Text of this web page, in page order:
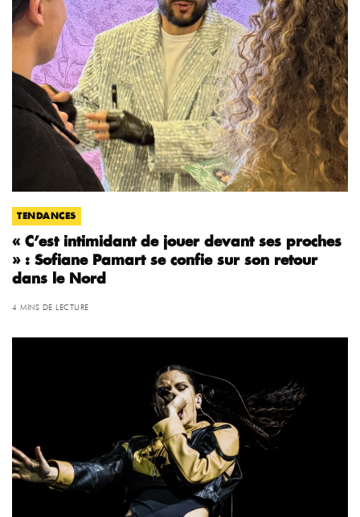
TENDANCES
« C’est intimidant de jouer devant ses proches
» : Sofiane Pamart se confie sur son retour
dans le Nord
4 MINS DE LECTURE